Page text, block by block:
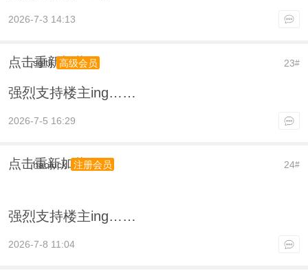
2026-7-3 14:13
点击重新加载 23#
sgltlj 高级会员
强烈支持楼主ing……
2026-7-5 16:29
点击重新加载 24#
haoluck 注册会员
强烈支持楼主ing……
2026-7-8 11:04